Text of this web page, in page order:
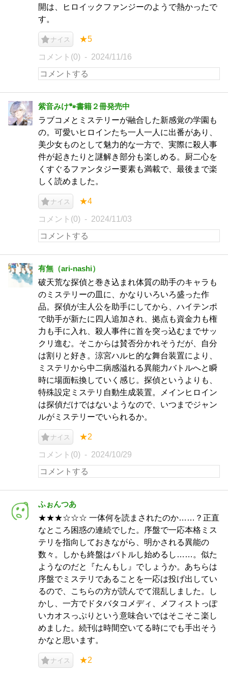
開は、ヒロイックファンジーのようで熱かったで
す。
ナイス ★5
コメント(0) 2024/11/16
紫音みけ🐾書籍２冊発売中
ラブコメとミステリーが融合した新感覚の学園も
の。可愛いヒロインたち一人一人に出番があり、
美少女ものとして魅力的な一方で、実際に殺人事
件が起きたりと謎解き部分も楽しめる。厨二心を
くすぐるファンタジー要素も満載で、最後まで楽
しく読めました。
ナイス ★4
コメント(0) 2024/11/03
有無（ari-nashi）
破天荒な探偵と巻き込まれ体質の助手のキャラも
のミステリーの皿に、かなりいろいろ盛った作
品。探偵が主人公を助手にしてから、ハイテンポ
で助手が新たに四人追加され、拠点も資金力も権
力も手に入れ、殺人事件に首を突っ込むまでサッ
クリ進む。そこからは賛否分かれそうだが、自分
は割りと好き。涼宮ハルヒ的な舞台装置により、
ミステリから中二病感溢れる異能力バトルへと瞬
時に場面転換していく感じ。探偵というよりも、
特殊設定ミステリ自動生成装置。メインヒロイン
は探偵だけではないようなので、いつまでジャン
ルがミステリーでいられるか。
ナイス ★2
コメント(0) 2024/10/29
ふぉんつあ
★★★☆☆☆ 一体何を読まされたのか……？正直
なところ困惑の連続でした。序盤で一応本格ミス
テリを指向しておきながら、明かされる異能の
数々。しかも終盤はバトルし始めるし……。似た
ようなのだと『たんもし』でしょうか。あちらは
序盤でミステリであることを一応は投げ出してい
るので、こちらの方が読んでて混乱しました。し
かし、一方でドタバタコメディ、メフィストっぽ
いカオスっぷりという意味合いではそこそこ楽し
めました。続刊は時間空いてる時にでも手出そう
かなと思います。
ナイス ★2